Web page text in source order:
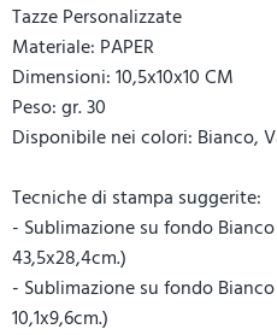
Tazze Personalizzate
Materiale: PAPER
Dimensioni: 10,5x10x10 CM
Peso: gr. 30
Disponibile nei colori: Bianco,
Tecniche di stampa suggerite:
- Sublimazione su fondo
43,5x28,4cm.)
- Sublimazione su fondo
10,1x9,6cm.)